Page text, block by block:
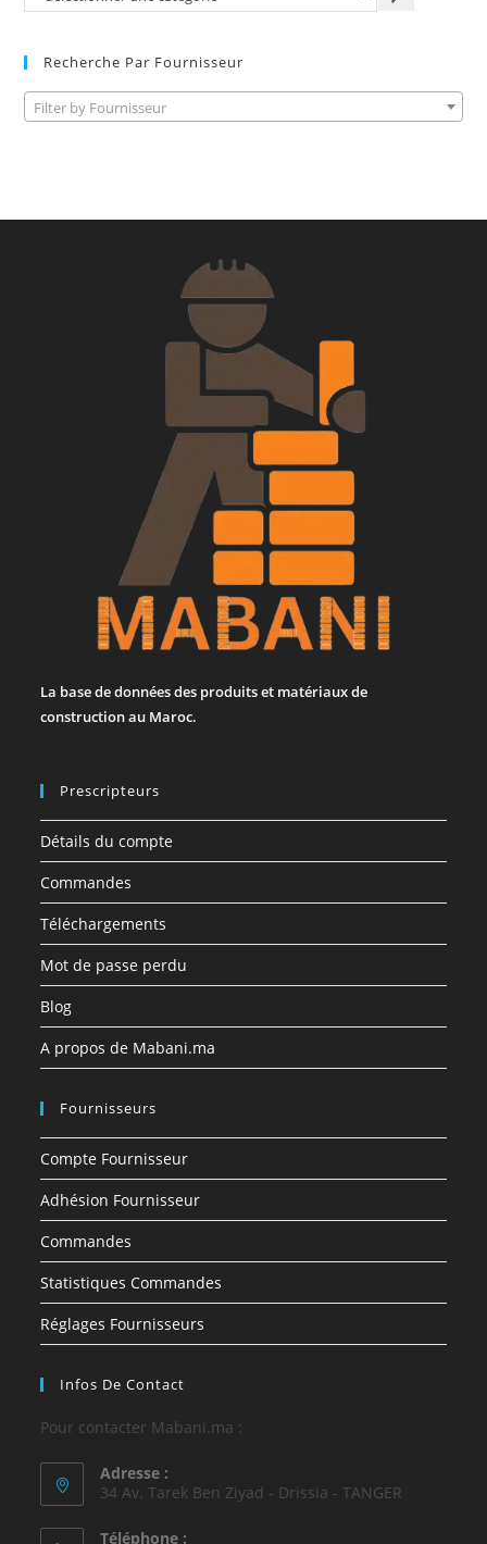
Recherche Par Fournisseur
Filter by Fournisseur
La base de données des produits et matériaux de
construction au Maroc.
Prescripteurs
Détails du compte
Commandes
Téléchargements
Mot de passe perdu
Blog
A propos de Mabani.ma
Fournisseurs
Compte Fournisseur
Adhésion Fournisseur
Commandes
Statistiques Commandes
Réglages Fournisseurs
Infos De Contact
Pour contacter Mabani.ma :
Adresse :
34 Av. Tarek Ben Ziyad - Drissia - TANGER
Téléphone :